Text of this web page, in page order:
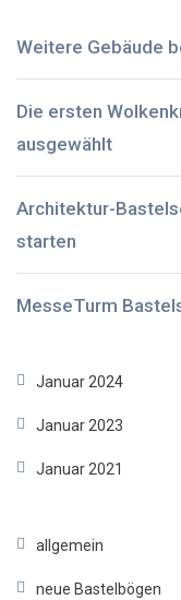
Weitere Gebäude
Die ersten
ausgewählt
Architektur-
starten
MesseTurm
Januar 2024
Januar 2023
Januar 2021
allgemein
neue Bastelbögen